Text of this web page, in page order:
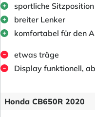
sportliche Sitzposition
breiter Lenker
komfortabel für den
etwas träge
Display funktionell,
Honda CB650R 2020